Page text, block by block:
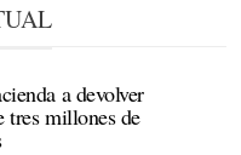
a devolver
tres millones de